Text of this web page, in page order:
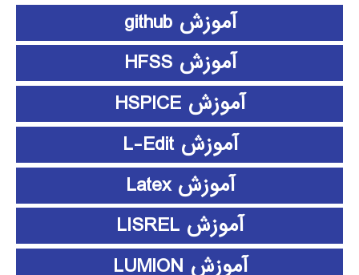
آموزش github
آموزش HFSS
آموزش HSPICE
آموزش L-Edit
آموزش Latex
آموزش LISREL
آموزش LUMION